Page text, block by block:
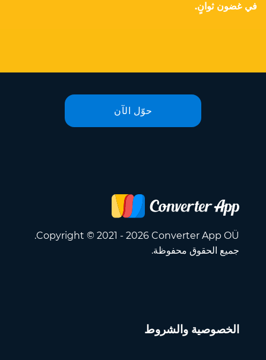
في غضون ثوانٍ.
حوّل الآن
Copyright © 2021 - 2026 Converter App OÜ.
جميع الحقوق محفوظة.
الخصوصية والشروط